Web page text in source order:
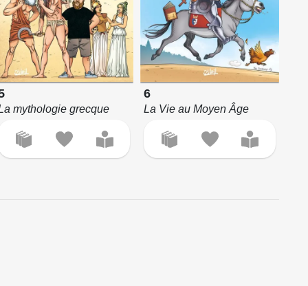
mythologie grecque
6
La Vie au Moyen Âge